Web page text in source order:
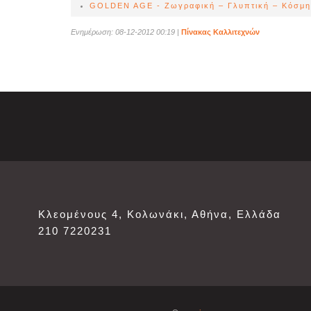
GOLDEN AGE - Ζωγραφική – Γλυπτική –
Ενημέρωση: 08-12-2012 00:19 | Πίνακας Καλλιτεχνών
Κλεομένους 4, Κολωνάκι, Αθήνα, Ελλάδα
210 7220231